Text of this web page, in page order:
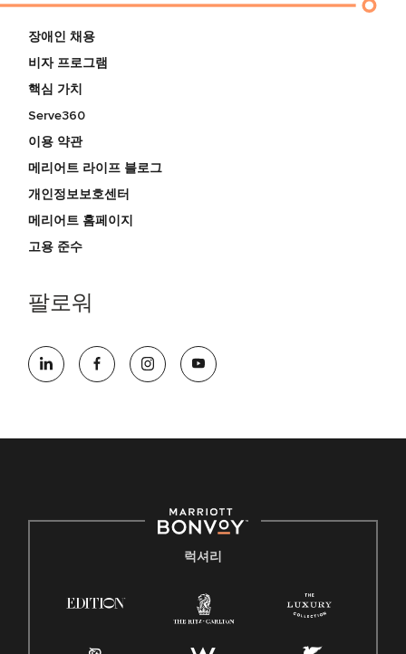
장애인 채용
비자 프로그램
핵심 가치
Serve360
이용 약관
메리어트 라이프 블로그
개인정보보호센터
메리어트 홈페이지
고용 준수
팔로워
럭셔리